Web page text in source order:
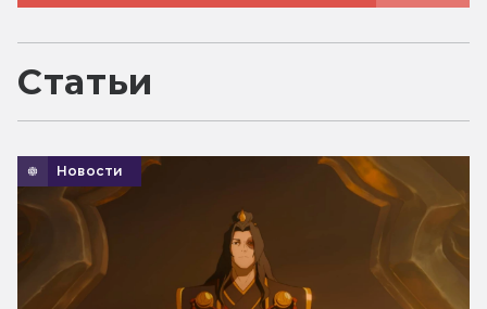
Статьи
Новости